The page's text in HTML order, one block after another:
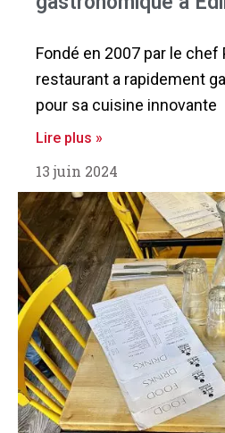
Fondé en 2007 par le chef
restaurant a rapidement
pour sa cuisine innovante
Lire plus »
13 juin 2024